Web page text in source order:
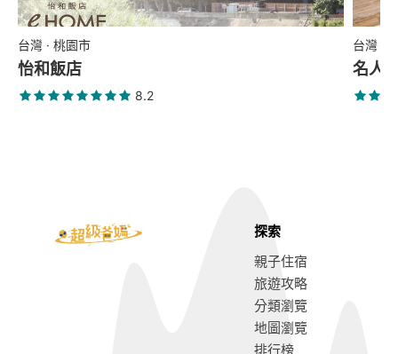
台灣 · 桃園市
怡和飯店
8.2
台灣 ·
名人
探索
親子住宿
旅遊攻略
分類瀏覽
地圖瀏覽
排行榜